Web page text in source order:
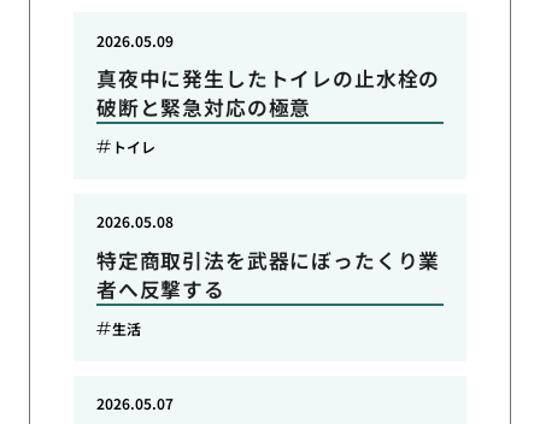
真夜中に発生したトイレの止水栓の
破断と緊急対応の極意
2026.05.09
トイレ
特定商取引法を武器にぼったくり業
者へ反撃する
2026.05.08
生活
2026.05.07